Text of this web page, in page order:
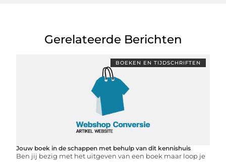
Gerelateerde Berichten
BOEKEN EN TIJDSCHRIFTEN
Jouw boek in de schappen met behulp van dit kennishuis
Ben jij bezig met het uitgeven van een boek maar loop je